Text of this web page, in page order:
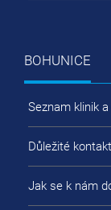
BOHUNICE
Seznam klinik
Důležité
Jak se k nám